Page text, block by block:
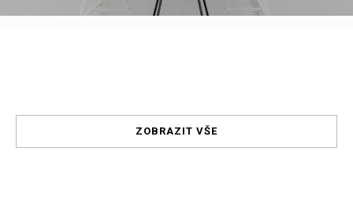
ZOBRAZIT VŠE